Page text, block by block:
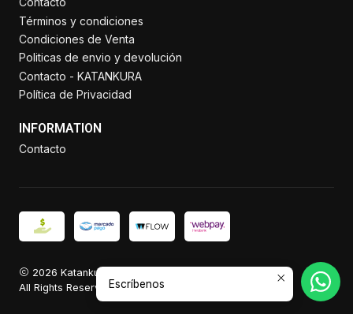
Términos y condiciones
Condiciones de Venta
Politicas de envio y devolución
Contacto - KATANKURA
Política de Privacidad
INFORMATION
Contacto
2026 Katankura.
All Rights Reserved.Powered by Jumpseller
Escríbenos